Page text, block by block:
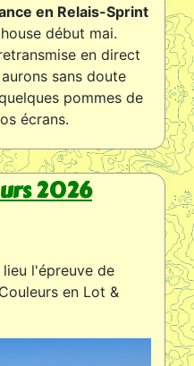
en Relais-Sprint
début mai.
en direct
sans doute
pommes de
écrans.
2026
l'épreuve de
en Lot &